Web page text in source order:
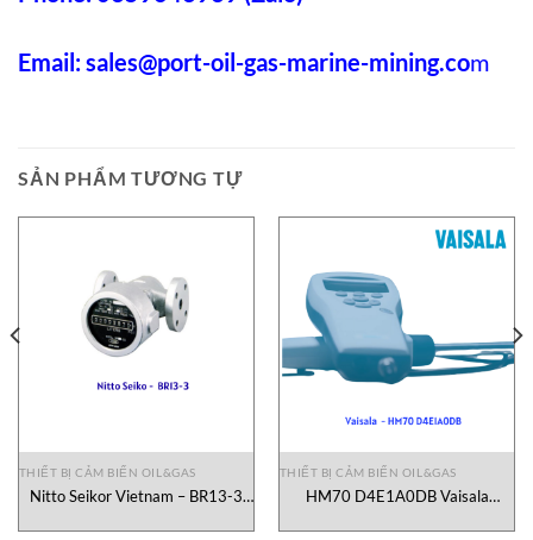
Email:sales@port-oil-gas-marine-mining.com
SẢN PHẨM TƯƠNG TỰ
THIẾT BỊ CẢM BIẾN OIL&GAS
Nitto Seikor Vietnam – BR13-3
Seiko Vietnam
THIẾT BỊ CẢM BIẾN OIL&GAS
HM70 D4E1A0DB Vaisala